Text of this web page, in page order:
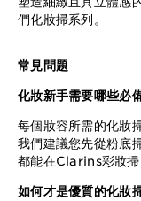
們化妝掃系列。
常見問題
化妝新手需要哪些必
每個妝容所需的化妝
我們建議您先從粉底
都能在Clarins彩妝掃
如何才是優質的化妝